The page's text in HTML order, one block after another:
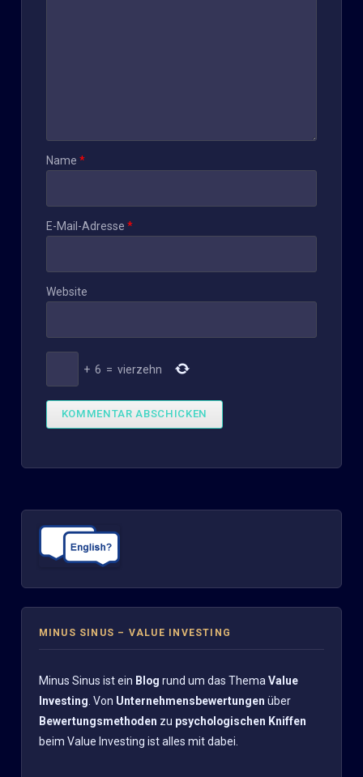
Name *
E-Mail-Adresse *
Website
+ 6 = vierzehn
MINUS SINUS – VALUE INVESTING
Minus Sinus ist ein Blog rund um das Thema Value
Investing . Von Unternehmensbewertungen über
Bewertungsmethoden zu psychologischen Kniffen
beim Value Investing ist alles mit dabei.